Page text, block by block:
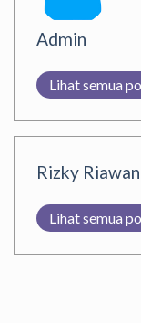
Admin
Lihat semua
Rizky
Lihat semua